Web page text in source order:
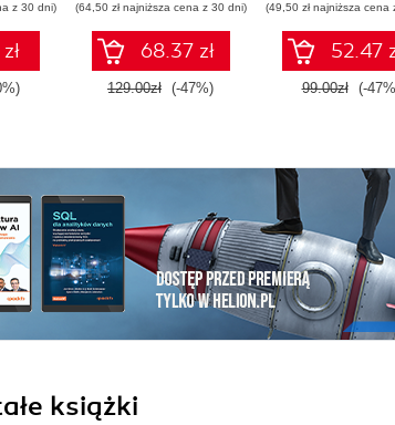
z 30 dni) (64,50 zł najniższa cena z 30 dni)
68.37 zł
129.00zł (-47%)
(49,50 zł najniższa cena
52.47
99.00zł (-
książki